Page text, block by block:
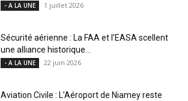
- A LA UNE 1 juillet 2026
Sécurité aérienne : La FAA et l’EASA scellent
une alliance historique...
- A LA UNE 22 juin 2026
Aviation Civile : L’Aéroport de Niamey reste